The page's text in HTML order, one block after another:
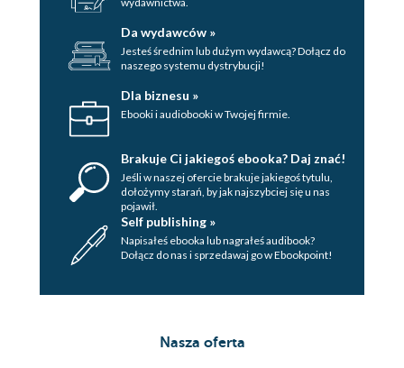
Da wydawców »
Jesteś średnim lub dużym wydawcą? Dołącz do
naszego systemu dystrybucji!
Dla biznesu »
Ebooki i audiobooki w Twojej firmie.
Brakuje Ci jakiegoś ebooka? Daj znać!
Jeśli w naszej ofercie brakuje jakiegoś tytulu,
dołożymy starań, by jak najszybciej się u nas
pojawił.
Self publishing »
Napisałeś ebooka lub nagrałeś audibook?
Dołącz do nas i sprzedawaj go w Ebookpoint!
Nasza oferta